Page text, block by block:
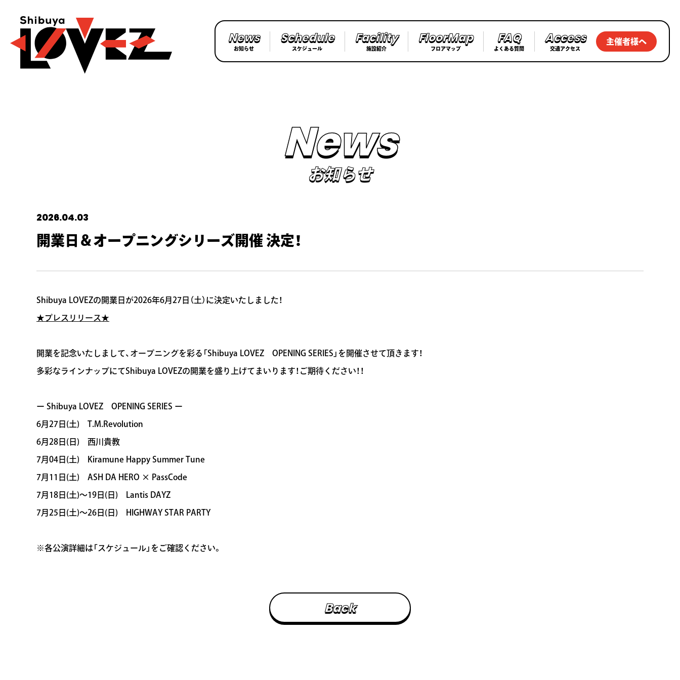
News
お知らせ
Schedule
スケジュール
Facility
施設紹介
FloorMap
フロアマップ
FAQ
よくある質問
Access
交通アクセス
主催者様へ
News
お知らせ
2026.04.03
開業日＆オープニングシリーズ開催 決定！
Shibuya LOVEZの開業日が2026年6月27日（土）に決定いたしました！
★プレスリリース★
開業を記念いたしまして、オープニングを彩る「Shibuya LOVEZ OPENING SERIES」を開催させて頂きます！
多彩なラインナップにてShibuya LOVEZの開業を盛り上げてまいります！ご期待ください！！
ー Shibuya LOVEZ OPENING SERIES ー
6月27日(土) T.M.Revolution
6月28日(日) 西川貴教
7月04日(土) Kiramune Happy Summer Tune
7月11日(土) ASH DA HERO × PassCode
7月18日(土)～19日(日) Lantis DAYZ
7月25日(土)～26日(日) HIGHWAY STAR PARTY
※各公演詳細は「スケジュール」をご確認ください。
Back